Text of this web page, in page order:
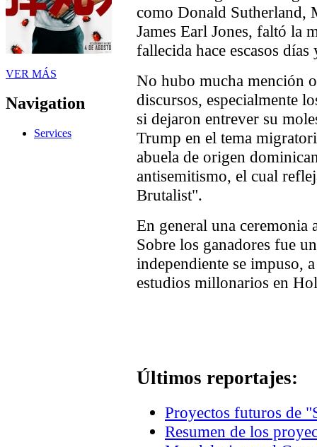
VER MÁS
Navigation
Services
como Donald Sutherland,
James Earl Jones, faltó la
fallecida hace escasos
No hubo mucha mención
discursos, especialmente
si dejaron entrever su
Trump en el tema
abuela de origen
antisemitismo, el cual
Brutalist".
En general una ceremonia
Sobre los ganadores fue
independiente se impuso,
estudios millonarios en
Últimos reportajes:
Proyectos futuros de
Resumen de los